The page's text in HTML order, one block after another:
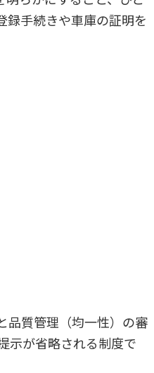
録手続きや車庫の証明を
品質管理（均一性）の審
示が省略される制度で